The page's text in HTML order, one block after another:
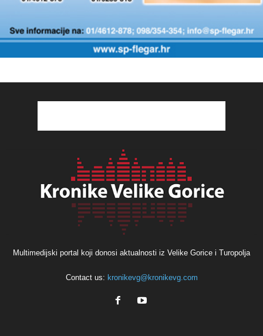
Multimedijski portal koji donosi aktualnosti iz Velike Gorice i Turopolja
Contact us: kronikevg@kronikevg.com